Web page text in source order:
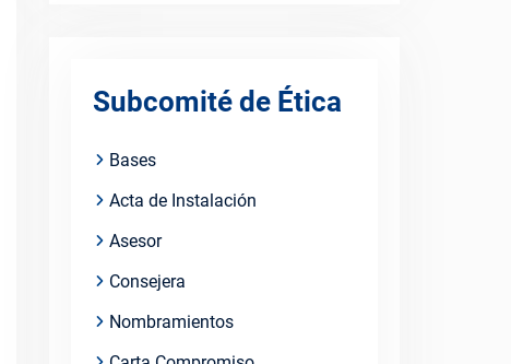
Subcomité de Ética
Bases
Acta de Instalación
Asesor
Consejera
Nombramientos